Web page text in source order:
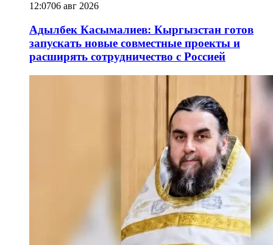
12:0706 авг 2026
Адылбек Касымалиев: Кыргызстан готов
запускать новые совместные проекты и
расширять сотрудничество с Россией